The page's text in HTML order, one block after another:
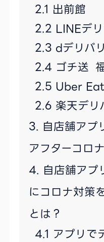
出前館
LINEデ
dデリバ
ゴチ送
Uber
楽天デリ
自店舗アプ
アフターコロ
自店舗アプ
にコロナ対策
とは？
アプリで